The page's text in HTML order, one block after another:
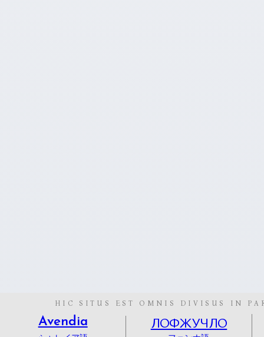
HIC SITUS EST OMNIS DIVISUS IN
Avendia ЛОФЖУЧЛО